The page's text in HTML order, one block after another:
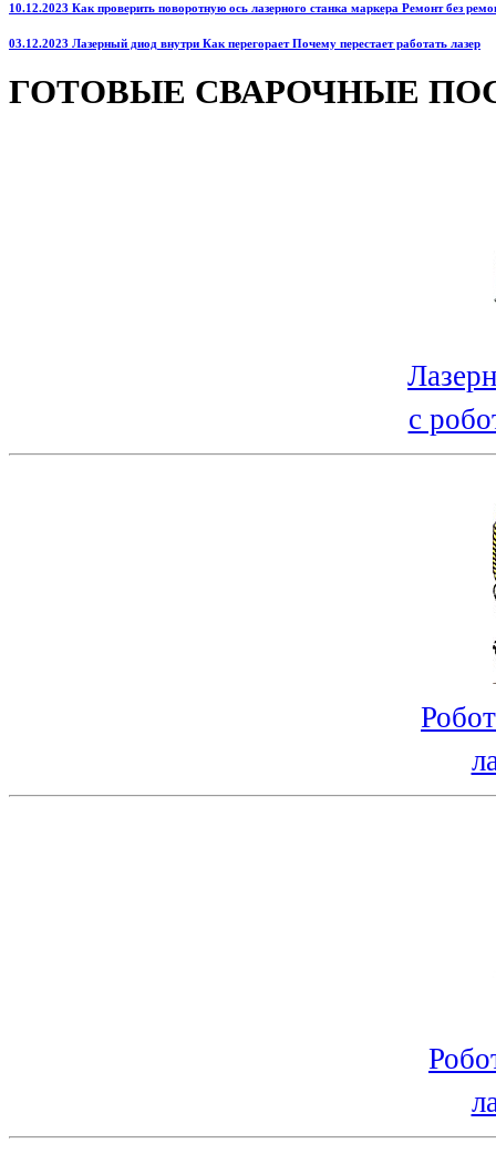
10.12.2023 Как проверить поворотную ось лазерного станка маркера Ремонт без
03.12.2023 Лазерный диод внутри Как перегорает Почему перестает работать лазер
ГОТОВЫЕ СВАРОЧНЫЕ
с